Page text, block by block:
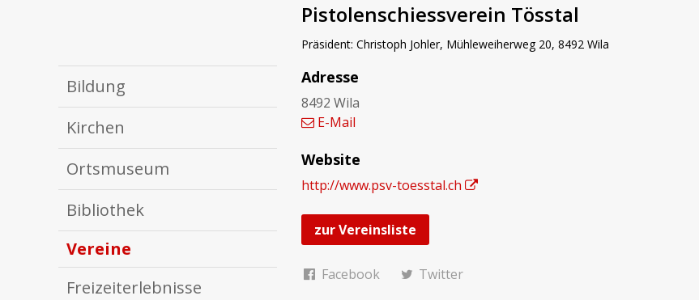
Bildung
Kirchen
Ortsmuseum
Bibliothek
Vereine
Freizeiterlebnisse
Pistolenschiessverein Tösstal
Präsident: Christoph Johler, Mühleweiherweg 20, 8492 Wila
Adresse
8492 Wila
E-Mail
Website
http://www.psv-toesstal.ch
zur Vereinsliste
Facebook Twitter